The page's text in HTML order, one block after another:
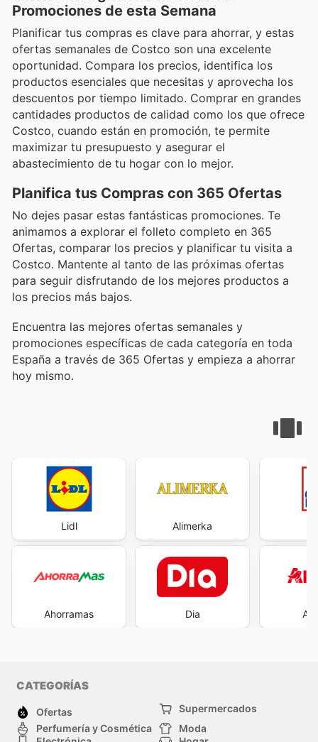
Promociones de esta Semana
Planificar tus compras es clave para ahorrar, y estas
ofertas semanales de Costco son una excelente
oportunidad. Compara los precios, identifica los
productos esenciales que necesitas y aprovecha los
descuentos por tiempo limitado. Comprar en grandes
cantidades productos de calidad como los que ofrece
Costco, cuando están en promoción, te permite
maximizar tu presupuesto y asegurar el
abastecimiento de tu hogar con lo mejor.
Planifica tus Compras con 365 Ofertas
No dejes pasar estas fantásticas promociones. Te
animamos a explorar el folleto completo en 365
Ofertas, comparar los precios y planificar tu visita a
Costco. Mantente al tanto de las próximas ofertas
para seguir disfrutando de los mejores productos a
los precios más bajos.
Encuentra las mejores ofertas semanales y
promociones específicas de cada categoría en toda
España a través de 365 Ofertas y empieza a ahorrar
hoy mismo.
Lidl
Ahorramas
Alimerka
Dia
CATEGORÍAS
Ofertas
Supermercados
Perfumería y Cosmética
Moda